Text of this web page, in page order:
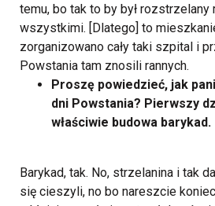
temu, bo tak to by był rozstrzelany
wszystkimi. [Dlatego] to
zorganizowano cały taki szpital i
Powstania tam znosili rannych.
Proszę powiedzieć, jak
dni Powstania? Pierwszy
właściwie budowa barykad.
Barykad, tak. No, strzelanina i tak
się cieszyli, no bo nareszcie